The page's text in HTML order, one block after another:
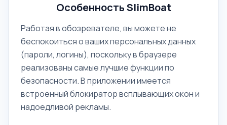
Особенность SlimBoat
Работая в обозревателе, вы можете не
беспокоиться о ваших персональных данных
(пароли, логины), поскольку в браузере
реализованы самые лучшие функции по
безопасности. В приложении имеется
встроенный блокиратор всплывающих окон и
надоедливой рекламы.